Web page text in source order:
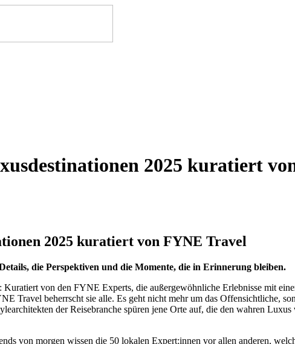
2025 kuratiert
2025 kuratiert von FYNE Travel
die Perspektiven und die Momente, die in Erinnerung bleiben.
von den FYNE Experts, die außergewöhnliche Erlebnisse mit
Travel beherrscht sie alle. Es geht nicht mehr um das Offensichtliche,
der Reisebranche spüren jene Orte auf, die den wahren
von morgen wissen die 50 lokalen Expert:innen vor allen anderen,